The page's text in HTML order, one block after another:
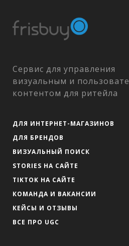
Сервис для управления
визуальным и
контентом для ритейла
ДЛЯ ИНТЕРНЕТ-МАГАЗИНОВ
ДЛЯ БРЕНДОВ
ВИЗУАЛЬНЫЙ ПОИСК
STORIES НА САЙТЕ
TIKTOK НА САЙТЕ
КОМАНДА И ВАКАНСИИ
КЕЙСЫ И ОТЗЫВЫ
ВСЕ ПРО UGC